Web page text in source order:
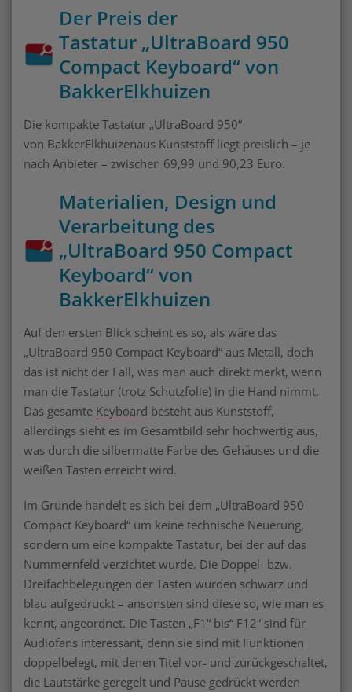
Der Preis der
Tastatur „UltraBoard 950
Compact Keyboard“ von
BakkerElkhuizen
Die kompakte Tastatur „UltraBoard 950“
von BakkerElkhuizenaus Kunststoff liegt preislich – je
nach Anbieter – zwischen 69,99 und 90,23 Euro.
Materialien, Design und
Verarbeitung des
„UltraBoard 950 Compact
Keyboard“ von
BakkerElkhuizen
Auf den ersten Blick scheint es so, als wäre das
„UltraBoard 950 Compact Keyboard“ aus Metall, doch
das ist nicht der Fall, was man auch direkt merkt, wenn
man die Tastatur (trotz Schutzfolie) in die Hand nimmt.
Das gesamte Keyboard besteht aus Kunststoff,
allerdings sieht es im Gesamtbild sehr hochwertig aus,
was durch die silbermatte Farbe des Gehäuses und die
weißen Tasten erreicht wird.
Im Grunde handelt es sich bei dem „UltraBoard 950
Compact Keyboard“ um keine technische Neuerung,
sondern um eine kompakte Tastatur, bei der auf das
Nummernfeld verzichtet wurde. Die Doppel- bzw.
Dreifachbelegungen der Tasten wurden schwarz und
blau aufgedruckt – ansonsten sind diese so, wie man es
kennt, angeordnet. Die Tasten „F1“ bis“ F12“ sind für
Audiofans interessant, denn sie sind mit Funktionen
doppelbelegt, mit denen Titel vor- und zurückgeschaltet,
die Lautstärke geregelt und Pause gedrückt werden